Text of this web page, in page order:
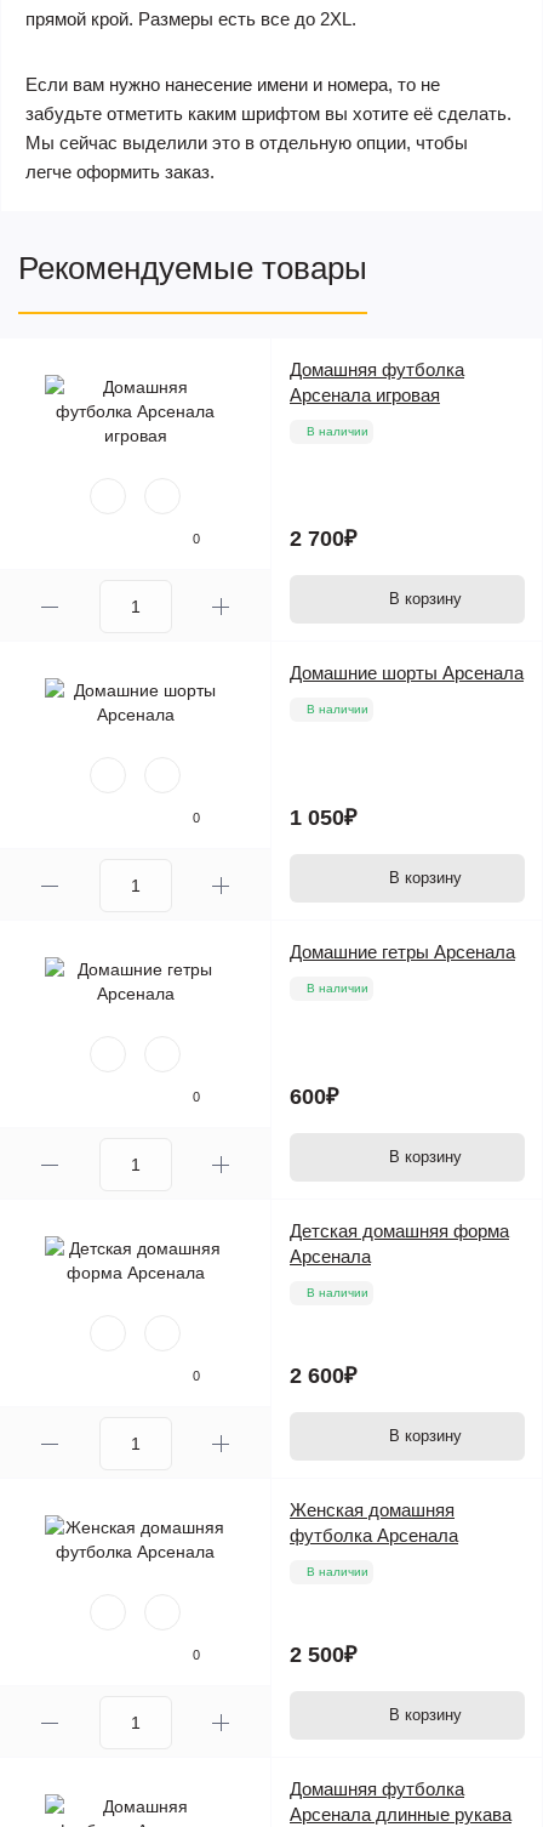
прямой крой. Размеры есть все до 2XL.
Если вам нужно нанесение имени и номера, то не
забудьте отметить каким шрифтом вы хотите её сделать.
Мы сейчас выделили это в отдельную опции, чтобы
легче оформить заказ.
Рекомендуемые товары
0
Домашняя футболка
Арсенала игровая
В наличии
2 700₽
В корзину
0
Домашние шорты Арсенала
В наличии
1 050₽
В корзину
0
Домашние гетры Арсенала
В наличии
600₽
В корзину
0
Детская домашняя форма
Арсенала
В наличии
2 600₽
В корзину
0
Женская домашняя
футболка Арсенала
В наличии
2 500₽
В корзину
Домашняя футболка
Арсенала длинные рукава